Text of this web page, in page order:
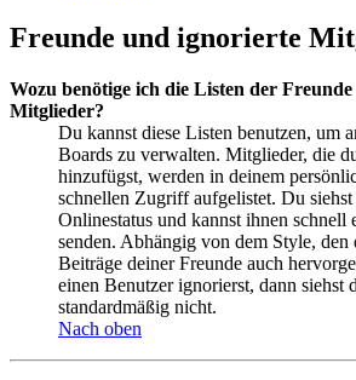
Freunde und ignorierte
Wozu benötige ich die Listen der
Mitglieder?
Du kannst diese Listen benutzen, um
Boards zu verwalten. Mitglieder, die
hinzufügst, werden in deinem
schnellen Zugriff aufgelistet. Du siehst
Onlinestatus und kannst ihnen schnell
senden. Abhängig von dem Style, den
Beiträge deiner Freunde auch
einen Benutzer ignorierst, dann siehst
standardmäßig nicht.
Nach oben